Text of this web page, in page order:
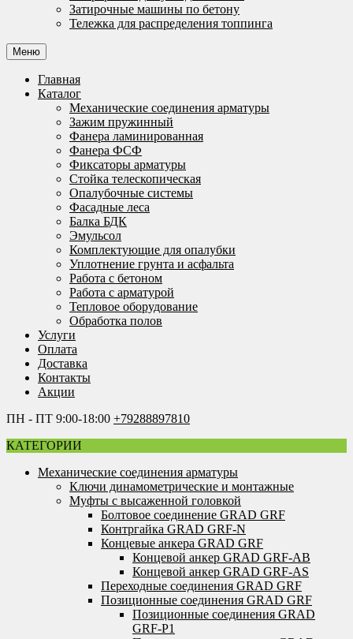
Затирочные машины по бетону
Тележка для распределения топпинга
Меню
Главная
Каталог
Механические соединения арматуры
Зажим пружинный
Фанера ламинированная
Фанера ФСФ
Фиксаторы арматуры
Стойка телескопическая
Опалубочные системы
Фасадные леса
Балка БДК
Эмульсол
Комплектующие для опалубки
Уплотнение грунта и асфальта
Работа с бетоном
Работа с арматурой
Тепловое оборудование
Обработка полов
Услуги
Оплата
Доставка
Контакты
Акции
ПН - ПТ 9:00-18:00 +79288897810
КАТЕГОРИИ
Механические соединения арматуры
Ключи динамометрические и монтажные
Муфты с высаженной головкой
Болтовое соединение GRAD GRF
Контргайка GRAD GRF-N
Концевые анкера GRAD GRF
Концевой анкер GRAD GRF-AB
Концевой анкер GRAD GRF-AS
Переходные соединения GRAD GRF
Позиционные соединения GRAD GRF
Позиционные соединения GRAD
GRF-P1